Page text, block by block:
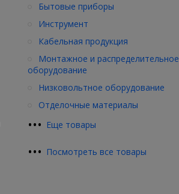
••• Еще товары
Бытовые приборы
Инструмент
Кабельная продукция
Монтажное и распределительное
оборудование
Низковольтное оборудование
Отделочные материалы
••• Посмотреть все товары